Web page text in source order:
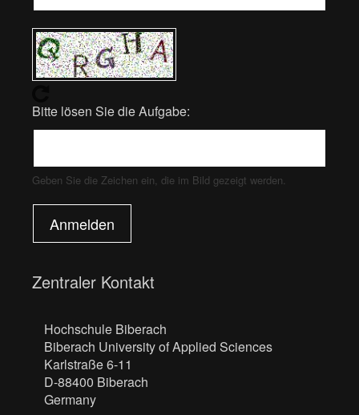
Bitte lösen Sie die Aufgabe:
Geben Sie die Zeichen ein, die im Bild gezeigt werden.
Anmelden
Zentraler Kontakt
Hochschule Biberach
Biberach University of Applied Sciences
Karlstraße 6-11
D-88400 Biberach
Germany